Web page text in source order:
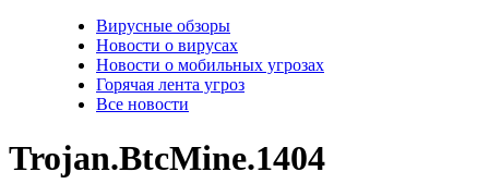
Вирусные обзоры
Новости о вирусах
Новости о мобильных угрозах
Горячая лента угроз
Все новости
Trojan.BtcMine.1404